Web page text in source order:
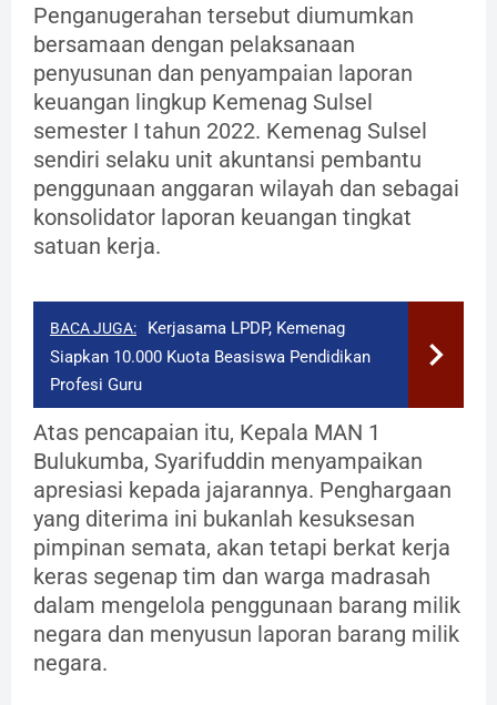
Penganugerahan tersebut diumumkan
bersamaan dengan pelaksanaan
penyusunan dan penyampaian laporan
keuangan lingkup Kemenag Sulsel
semester I tahun 2022. Kemenag Sulsel
sendiri selaku unit akuntansi pembantu
penggunaan anggaran wilayah dan sebagai
konsolidator laporan keuangan tingkat
satuan kerja.
BACA JUGA:
Kerjasama LPDP, Kemenag
Siapkan 10.000 Kuota Beasiswa Pendidikan
Profesi Guru
Atas pencapaian itu, Kepala MAN 1
Bulukumba, Syarifuddin menyampaikan
apresiasi kepada jajarannya. Penghargaan
yang diterima ini bukanlah kesuksesan
pimpinan semata, akan tetapi berkat kerja
keras segenap tim dan warga madrasah
dalam mengelola penggunaan barang milik
negara dan menyusun laporan barang milik
negara.